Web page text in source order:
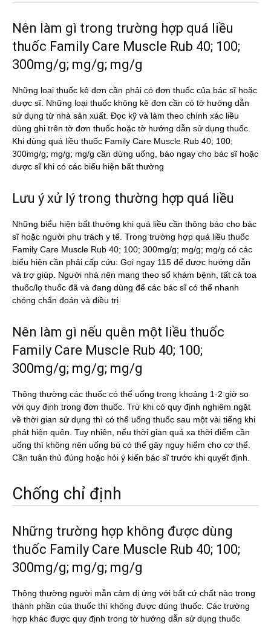
Nên làm gì trong trường hợp quá liều
thuốc Family Care Muscle Rub 40; 100;
300mg/g; mg/g; mg/g
Những loại thuốc kê đơn cần phải có đơn thuốc của bác sĩ hoặc
dược sĩ. Những loại thuốc không kê đơn cần có tờ hướng dẫn
sử dụng từ nhà sản xuất. Đọc kỹ và làm theo chính xác liều
dùng ghi trên tờ đơn thuốc hoặc tờ hướng dẫn sử dụng thuốc.
Khi dùng quá liều thuốc Family Care Muscle Rub 40; 100;
300mg/g; mg/g; mg/g cần dừng uống, báo ngay cho bác sĩ hoặc
dược sĩ khi có các biểu hiện bất thường
Lưu ý xử lý trong thường hợp quá liều
Những biểu hiện bất thường khi quá liều cần thông báo cho bác
sĩ hoặc người phụ trách y tế. Trong trường hợp quá liều thuốc
Family Care Muscle Rub 40; 100; 300mg/g; mg/g; mg/g có các
biểu hiện cần phải cấp cứu: Gọi ngay 115 để được hướng dẫn
và trợ giúp. Người nhà nên mang theo sổ khám bệnh, tất cả toa
thuốc/lọ thuốc đã và đang dùng để các bác sĩ có thể nhanh
chóng chẩn đoán và điều trị
Nên làm gì nếu quên một liều thuốc
Family Care Muscle Rub 40; 100;
300mg/g; mg/g; mg/g
Thông thường các thuốc có thể uống trong khoảng 1-2 giờ so
với quy định trong đơn thuốc. Trừ khi có quy định nghiêm ngặt
về thời gian sử dụng thì có thể uống thuốc sau một vài tiếng khi
phát hiện quên. Tuy nhiên, nếu thời gian quá xa thời điểm cần
uống thì không nên uống bù có thể gây nguy hiểm cho cơ thể.
Cần tuân thủ đúng hoặc hỏi ý kiến bác sĩ trước khi quyết định.
Chống chỉ định
Những trường hợp không được dùng
thuốc Family Care Muscle Rub 40; 100;
300mg/g; mg/g; mg/g
Thông thường người mẫn cảm dị ứng với bất cứ chất nào trong
thành phần của thuốc thì không được dùng thuốc. Các trường
hợp khác được quy định trong tờ hướng dẫn sử dụng thuốc